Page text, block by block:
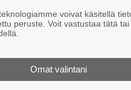
voivat käsitellä
peruste. Voit vastustaa tätä
Omat valintani